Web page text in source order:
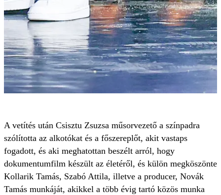
A vetítés után Csisztu Zsuzsa műsorvezető a színpadra
szólította az alkotókat és a főszereplőt, akit vastaps
fogadott, és aki meghatottan beszélt arról, hogy
dokumentumfilm készült az életéről, és külön megköszönte
Kollarik Tamás, Szabó Attila, illetve a producer, Novák
Tamás munkáját, akikkel a több évig tartó közös munka